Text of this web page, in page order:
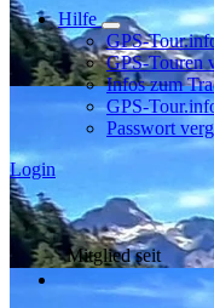
Hilfe
GPS-
GPS-Touren
Infos zum
GPS-
Passwort
Login
Mitglied seit